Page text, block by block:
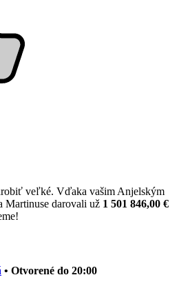
veľké. Vďaka vašim Anjelským
Martinuse darovali už 1 501 846,00 €
• Otvorené do 20:00